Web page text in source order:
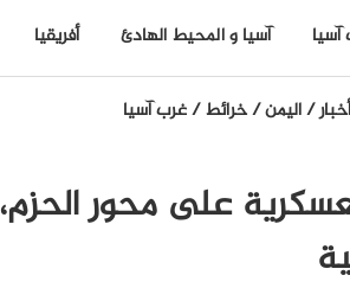
آسيا و المحيط الهادئ أفريقيا
أخبار/اليمن/خرائط/غرب آسيا